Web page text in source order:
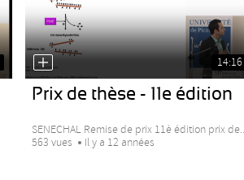
14:16
Prix de thèse - 11e édition
SENECHAL Remise de prix 11è édition prix
563 vues
Il y a 12 années